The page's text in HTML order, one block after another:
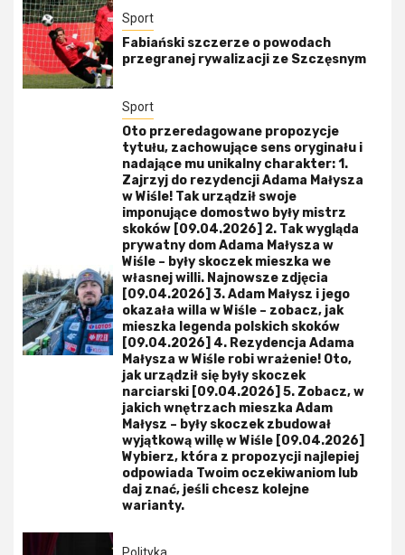
Sport
Fabiański szczerze o powodach
przegranej rywalizacji ze Szczęsnym
Sport
Oto przeredagowane propozycje
tytułu, zachowujące sens oryginału i
nadające mu unikalny charakter: 1.
Zajrzyj do rezydencji Adama Małysza
w Wiśle! Tak urządził swoje
imponujące domostwo były mistrz
skoków [09.04.2026] 2. Tak wygląda
prywatny dom Adama Małysza w
Wiśle – były skoczek mieszka we
własnej willi. Najnowsze zdjęcia
[09.04.2026] 3. Adam Małysz i jego
okazała willa w Wiśle – zobacz, jak
mieszka legenda polskich skoków
[09.04.2026] 4. Rezydencja Adama
Małysza w Wiśle robi wrażenie! Oto,
jak urządził się były skoczek
narciarski [09.04.2026] 5. Zobacz, w
jakich wnętrzach mieszka Adam
Małysz – były skoczek zbudował
wyjątkową willę w Wiśle [09.04.2026]
Wybierz, która z propozycji najlepiej
odpowiada Twoim oczekiwaniom lub
daj znać, jeśli chcesz kolejne
warianty.